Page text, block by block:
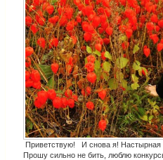
Приветствую! И снова я! Настырная
Прошу сильно не бить, люблю